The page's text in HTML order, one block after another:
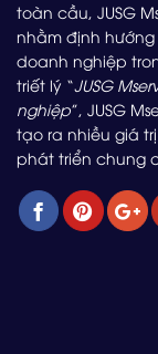
toàn cầu, JUSG
nhằm định
doanh nghiệp
triết lý “JUSG
nghiệp”, JUSG
tạo ra nhiều giá
phát triển chung